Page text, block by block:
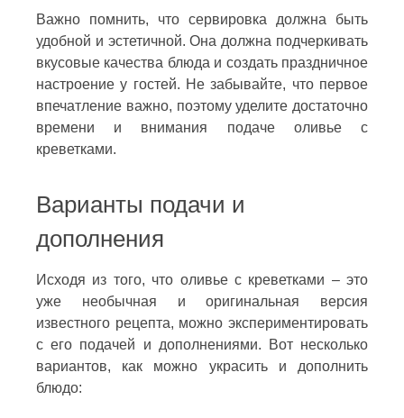
Важно помнить, что сервировка должна быть
удобной и эстетичной. Она должна подчеркивать
вкусовые качества блюда и создать праздничное
настроение у гостей. Не забывайте, что первое
впечатление важно, поэтому уделите достаточно
времени и внимания подаче оливье с
креветками.
Варианты подачи и
дополнения
Исходя из того, что оливье с креветками – это
уже необычная и оригинальная версия
известного рецепта, можно экспериментировать
с его подачей и дополнениями. Вот несколько
вариантов, как можно украсить и дополнить
блюдо: